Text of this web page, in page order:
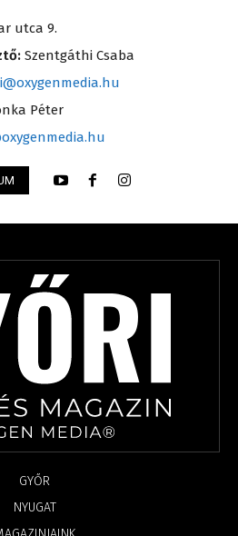
utca 9.
Szentgáthi Csaba
Péter
GYŐR
NYUGAT